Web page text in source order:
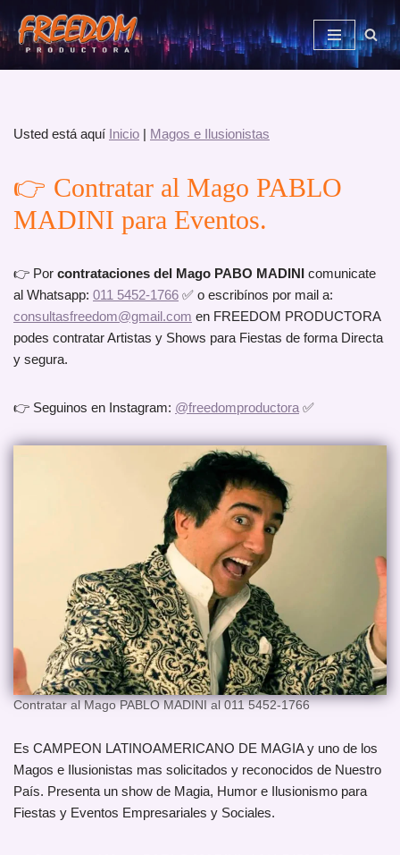
Saltar
al
Usted está aquí Inicio | Magos e Ilusionistas
👉 Contratar al Mago PABLO
MADINI para Eventos.
👉 Por contrataciones del Mago PABO MADINI comunicate
al Whatsapp: 011 5452-1766 ✅ o escribínos por mail a:
consultasfreedom@gmail.com en FREEDOM PRODUCTORA
podes contratar Artistas y Shows para Fiestas de forma Directa
y segura.
👉 Seguinos en Instagram: @freedomproductora ✅
Contratar al Mago PABLO MADINI al 011 5452-1766
Es CAMPEON LATINOAMERICANO DE MAGIA y uno de los
Magos e Ilusionistas mas solicitados y reconocidos de Nuestro
País. Presenta un show de Magia, Humor e Ilusionismo para
Fiestas y Eventos Empresariales y Sociales.